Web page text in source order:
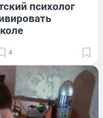
психолог
4